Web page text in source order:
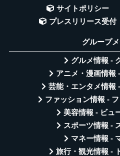
サイトポリシー
プレスリリース受付
グループ
グルメ情報 -
アニメ・漫画情報
芸能・エンタメ情報
ファッション情報 -
美容情報 - ビュ
スポーツ情報 -
マネー情報 -
旅行・観光情報 -